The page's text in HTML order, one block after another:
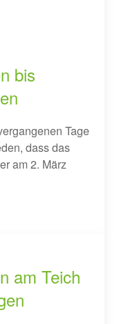
bis
Tage
dass das
am 2. März
am Teich